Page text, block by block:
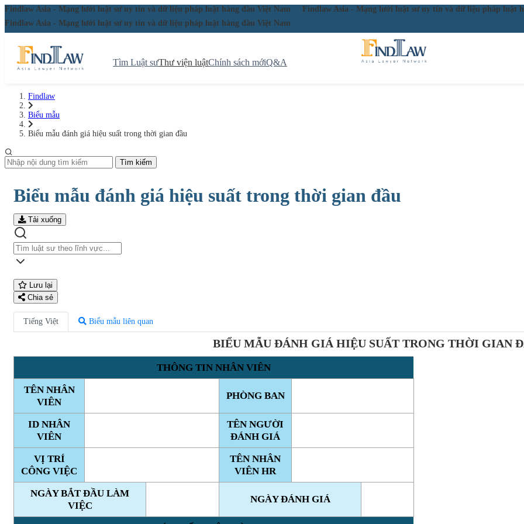
Findlaw Asia - Mạng lưới luật sư uy tín và dữ liệu pháp luật hàng đầu Việt Nam
Findlaw Asia - Mạng lưới luật sư uy tín và dữ liệu pháp
Findlaw Asia - Mạng lưới luật sư uy tín và dữ liệu pháp luật hàng đầu Việt Nam
Tìm Luật sưThư viện luậtChính sách mớiQ&A
Findlaw
Biểu mẫu
Biểu mẫu đánh giá hiệu suất trong thời gian đầu
Tìm kiếm
Biểu mẫu đánh giá hiệu suất trong thời gian đầu
Tải xuống
Lưu lại
Chia sẻ
Tiếng Việt Biểu mẫu liên quan
BIỂU MẪU ĐÁNH GIÁ HIỆU SUẤT TRONG THỜI GIAN
THÔNG TIN NHÂN VIÊN
TÊN NHÂN
VIÊN
PHÒNG BAN
ID NHÂN
VIÊN
TÊN NGƯỜI
ĐÁNH GIÁ
VỊ TRÍ
CÔNG VIỆC
TÊN NHÂN
VIÊN HR
NGÀY BẮT ĐẦU LÀM
VIỆC
NGÀY ĐÁNH GIÁ